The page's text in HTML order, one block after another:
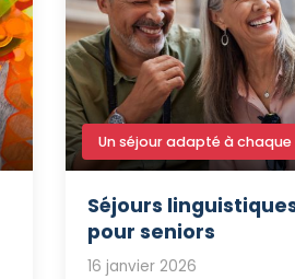
Un séjour adapté à
Séjours
pour seniors
16 janvier 2026